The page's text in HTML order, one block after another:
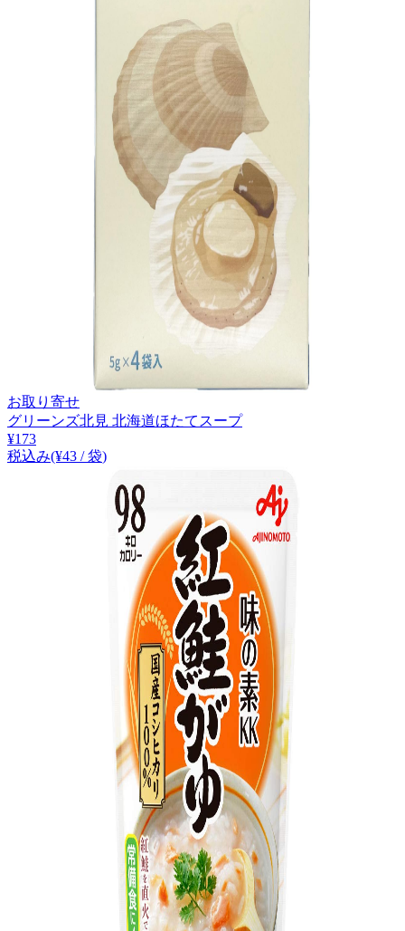
お取り寄せ
グリーンズ北見 北海道ほたてスープ
¥173
税込み(¥43 / 袋)